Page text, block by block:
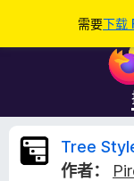
需要下载
T
Tree
作者：